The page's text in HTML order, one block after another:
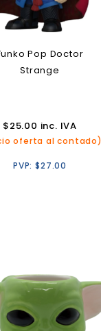
Pop Doctor
Strange
$25.00 inc. IVA
oferta al contado)
PVP:$27.00